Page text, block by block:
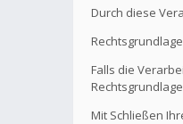
Durch diese
Falls die
Mit Schließen